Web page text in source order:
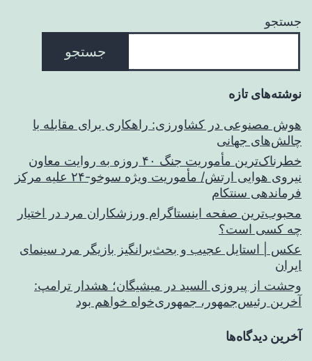
جستجو
جستجو
نوشته‌های تازه
هوش مصنوعی در کشاورزی: راهکاری برای مقابله با
چالش‌های جهانی
خطرناک‌ترین مأموریت جنگ ۴۰ روزه به روایت معاون
نیروی هوایی ارتش/ مأموریت ویژه سوخو-۲۴ علیه مرکز
فرماندهی سنتکام
محبوب‌ترین صفحه اینستاگرام ورزشکاران مرد در اختیار
چه کسی است؟
عکس | استایل عجیب و بحث‌برانگیز بازیگر مرد سینمای
ایران
وحشت از پیروزی السید در میشیگان؛ هشدار ترامپ:
آخرین رئیس‌جمهور، جمهوری‌خواه خواهم بود
آخرین دیدگاه‌ها